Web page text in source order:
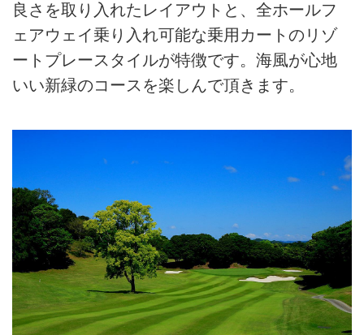
良さを取り入れたレイアウトと、全ホールフ
ェアウェイ乗り入れ可能な乗用カートのリゾ
ートプレースタイルが特徴です。海風が心地
いい新緑のコースを楽しんで頂きます。